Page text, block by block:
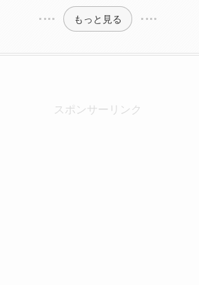
もっと見る
スポンサーリンク